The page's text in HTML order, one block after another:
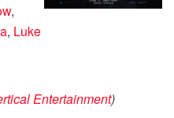
,
, Luke
Entertainment)